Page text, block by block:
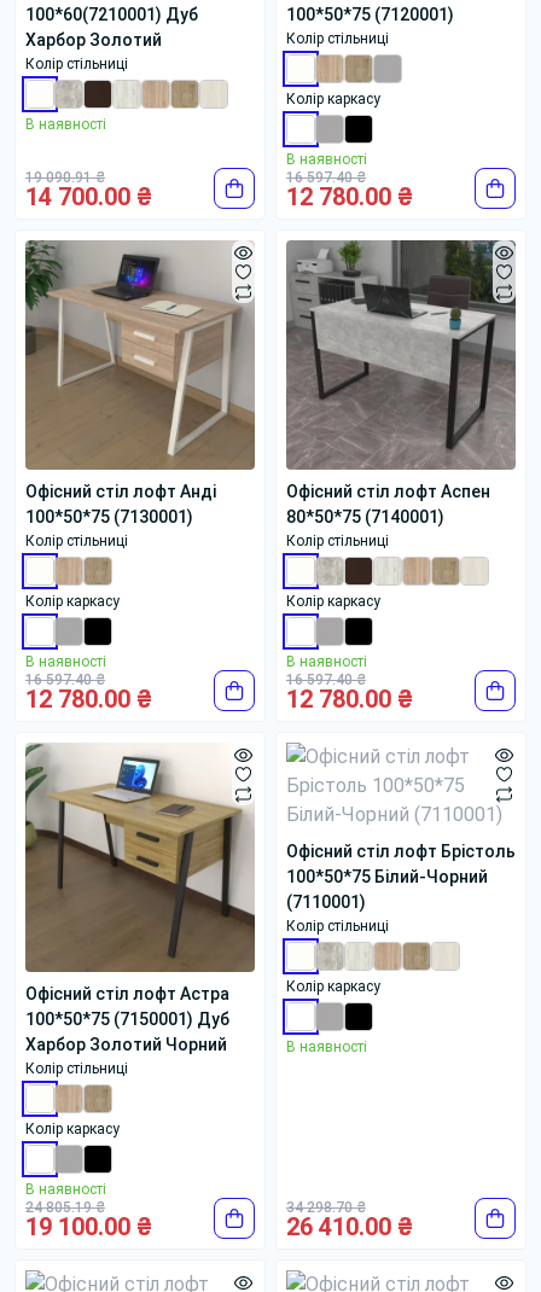
100*60(7210001) Дуб
Харбор Золотий
Колір стільниці
В наявності
19 090.91 ₴
14 700.00 ₴
100*50*75 (7120001)
Колір стільниці
Колір каркасу
В наявності
16 597.40 ₴
12 780.00 ₴
Офісний стіл лофт Анді
100*50*75 (7130001)
Колір стільниці
Колір каркасу
В наявності
16 597.40 ₴
12 780.00 ₴
Офісний стіл лофт Аспен
80*50*75 (7140001)
Колір стільниці
Колір каркасу
В наявності
16 597.40 ₴
12 780.00 ₴
Офісний стіл лофт Астра
100*50*75 (7150001) Дуб
Харбор Золотий Чорний
Колір стільниці
Колір каркасу
В наявності
24 805.19 ₴
19 100.00 ₴
Офісний стіл лофт Брістоль
100*50*75 Білий-Чорний
(7110001)
Колір стільниці
Колір каркасу
В наявності
34 298.70 ₴
26 410.00 ₴